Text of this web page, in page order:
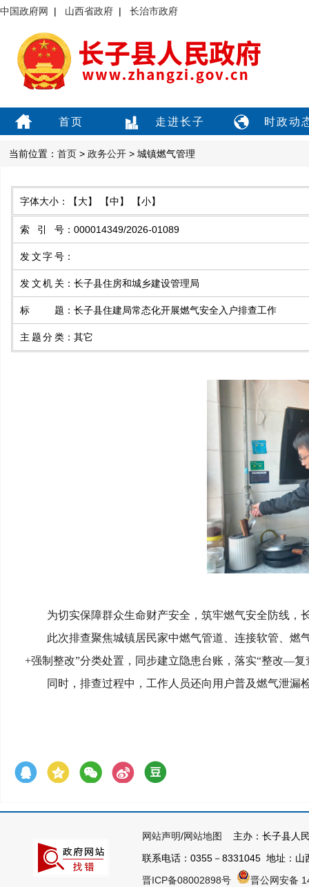
中国政府网 | 山西省政府 | 长治市政府
首页 走进长子 时政动
当前位置： 首页 > 政务公开 > 城镇燃气管理
字体大小： 【大】 【中】 【小】
索引号 ： 000014349/2026-01089
发文字号 ：
发文机关 ： 长子县住房和城乡建设管理局
标题 ： 长子县住建局常态化开展燃气安全入户排查工作
主题分类 ： 其它
为切实保障群众生命财产安全，筑牢燃气安全防线
此次排查聚焦城镇居民家中燃气管道、连接软管、燃
+强制整改”分类处置，同步建立隐患台账，落实“整改—
同时，排查过程中，工作人员还向用户普及燃气泄
网站声明/网站地图
主办：长子县人
联系电话：0355－8331045 地址：
晋ICP备08002898号
晋公网安备